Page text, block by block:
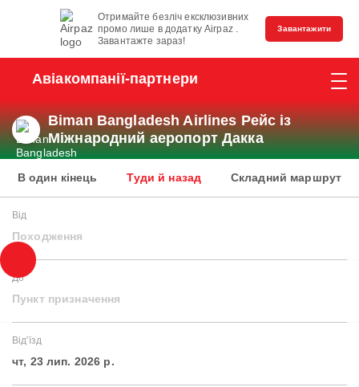
Отримайте безліч ексклюзивних
промо лише в додатку Airpaz .
Завантажте зараз!
Завантажити
Авіакомпанії-партнери
Biman Bangladesh Airlines Рейс із
Міжнародний аеропорт Дакка
В один кінець Туди й назад Складний маршрут
Від
Походження
До
Пункт призначення
Від'їзд
чт, 23 лип. 2026 р.